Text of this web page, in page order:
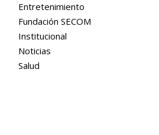
Entretenimiento
Fundación SECOM
Institucional
Noticias
Salud